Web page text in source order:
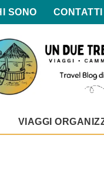
SONO CONTATTI
VIAGGI